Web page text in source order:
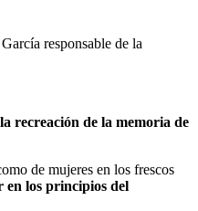
responsable de la
la recreación de la memoria de
de mujeres en los frescos
en los principios del